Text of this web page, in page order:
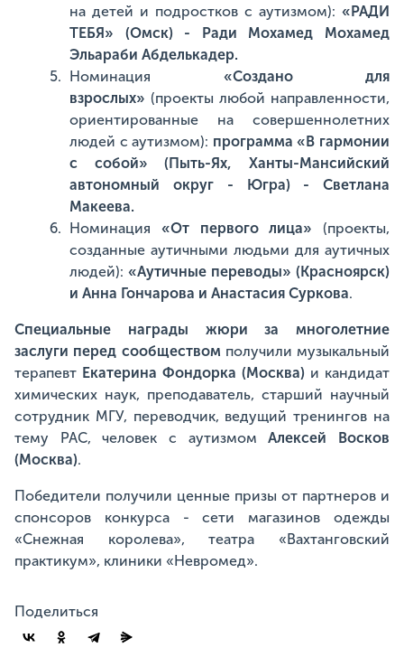
на детей и подростков с аутизмом): «РАДИ
ТЕБЯ» (Омск) - Ради Мохамед Мохамед
Эльараби Абделькадер.
Номинация «Создано для
взрослых»(проекты любой направленности,
ориентированные на совершеннолетних
людей с аутизмом): программа «В гармонии
с собой» (Пыть-Ях, Ханты-Мансийский
автономный округ - Югра) - Светлана
Макеева.
Номинация «От первого лица»(проекты,
созданные аутичными людьми для аутичных
людей):«Аутичные переводы» (Красноярск)
и Анна Гончарова и Анастасия Суркова.
Специальные награды жюри за многолетние
заслуги перед сообществом получили музыкальный
терапевт Екатерина Фондорка (Москва) и кандидат
химических наук, преподаватель, старший научный
сотрудник МГУ, переводчик, ведущий тренингов на
тему РАС, человек с аутизмомАлексей Восков
(Москва).
Победители получили ценные призы от партнеров и
спонсоров конкурса - сети магазинов одежды
«Снежная королева», театра «Вахтанговский
практикум», клиники «Невромед».
Поделиться